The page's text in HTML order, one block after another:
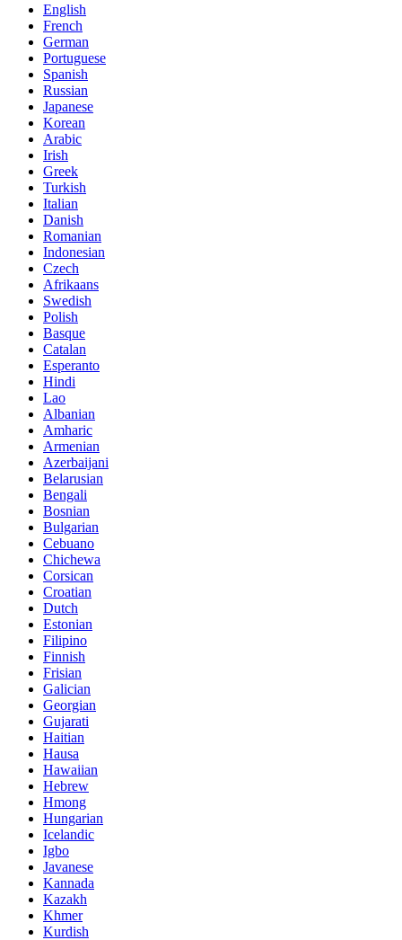
English
French
German
Portuguese
Spanish
Russian
Japanese
Korean
Arabic
Irish
Greek
Turkish
Italian
Danish
Romanian
Indonesian
Czech
Afrikaans
Swedish
Polish
Basque
Catalan
Esperanto
Hindi
Lao
Albanian
Amharic
Armenian
Azerbaijani
Belarusian
Bengali
Bosnian
Bulgarian
Cebuano
Chichewa
Corsican
Croatian
Dutch
Estonian
Filipino
Finnish
Frisian
Galician
Georgian
Gujarati
Haitian
Hausa
Hawaiian
Hebrew
Hmong
Hungarian
Icelandic
Igbo
Javanese
Kannada
Kazakh
Khmer
Kurdish